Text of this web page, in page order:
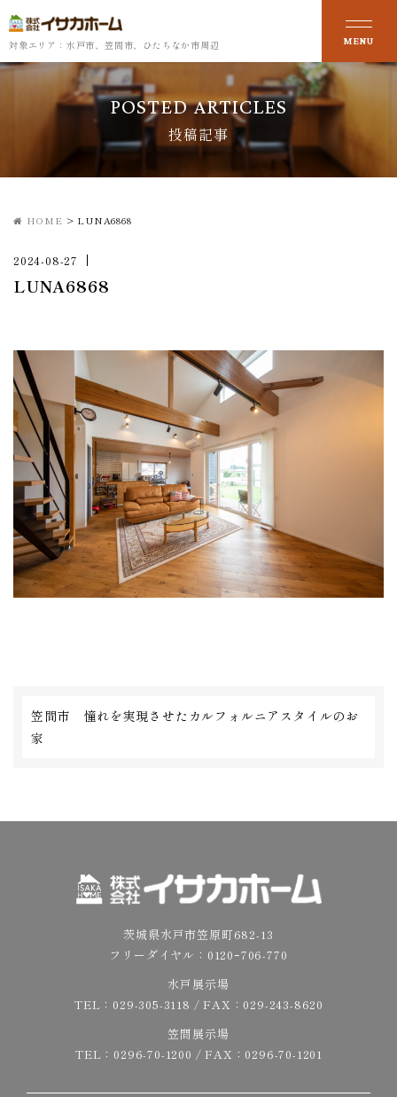
対象エリア：水戸市、笠間市、ひたちなか市周辺
POSTED ARTICLES
投稿記事
HOME > LUNA6868
2024-08-27
LUNA6868
笠間市 憧れを実現させたカルフォルニアスタイルのお
家
茨城県水戸市笠原町682-13
フリーダイヤル： 0120ｰ706-770
水戸展示場
TEL： 029-305-3118 / FAX：029-243-8620
笠間展示場
TEL： 0296-70-1200 / FAX：0296-70-1201